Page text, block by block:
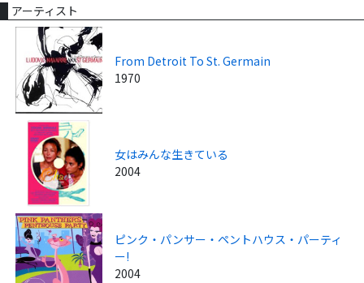
アーティスト
From Detroit To St. Germain
1970
女はみんな生きている
2004
ピンク・パンサー・ペントハウス・パーティ
ー!
2004